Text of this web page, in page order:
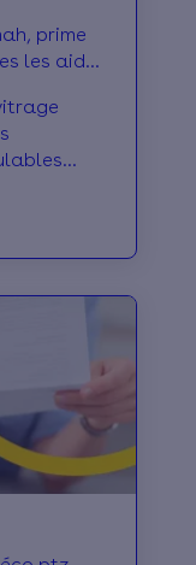
prime
les aides